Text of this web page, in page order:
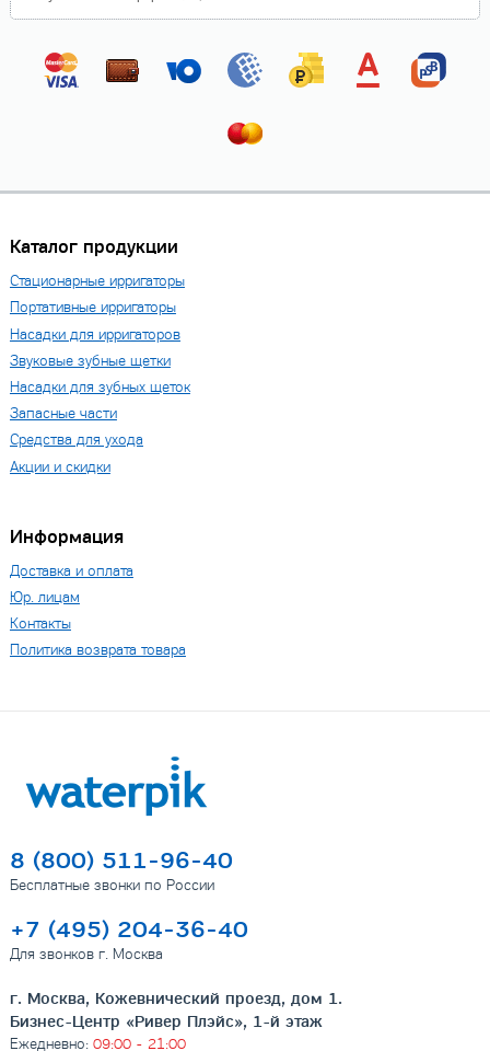
Каталог продукции
Стационарные ирригаторы
Портативные ирригаторы
Насадки для ирригаторов
Звуковые зубные щетки
Насадки для зубных щеток
Запасные части
Средства для ухода
Акции и скидки
Информация
Доставка и оплата
Юр. лицам
Контакты
Политика возврата товара
8 (800) 511-96-40
Бесплатные звонки по России
+7 (495) 204-36-40
Для звонков г. Москва
г. Москва, Кожевнический проезд, дом 1.
Бизнес-Центр «Ривер Плэйс», 1-й этаж
Ежедневно: 09:00 - 21:00